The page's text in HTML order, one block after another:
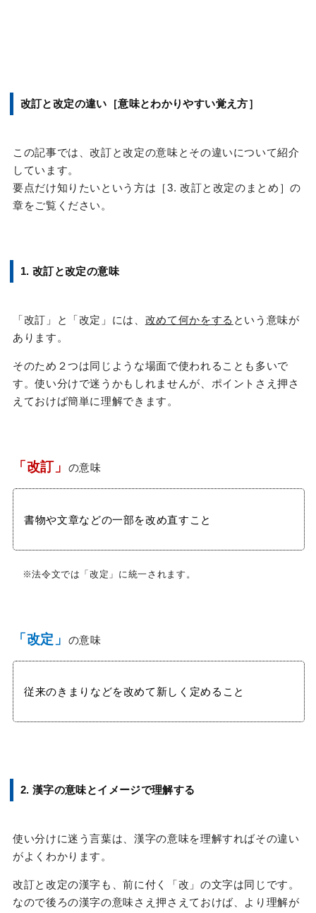
改訂と改定の違い［意味とわかりやすい覚え方］
この記事では、改訂と改定の意味とその違いについて紹介
しています。
要点だけ知りたいという方は［3. 改訂と改定のまとめ］の
章をご覧ください。
1. 改訂と改定の意味
「改訂」と「改定」には、 改めて何かをする という意味が
あります。
そのため２つは同じような場面で使われることも多いで
す。使い分けで迷うかもしれませんが、ポイントさえ押さ
えておけば簡単に理解できます。
「改訂」 の意味
書物や文章などの一部を改め直すこと
※法令文では「改定」に統一されます。
「改定」 の意味
従来のきまりなどを改めて新しく定めること
2. 漢字の意味とイメージで理解する
使い分けに迷う言葉は、漢字の意味を理解すればその違い
がよくわかります。
改訂と改定の漢字も、前に付く「改」の文字は同じです。
なので後ろの漢字の意味さえ押さえておけば、より理解が